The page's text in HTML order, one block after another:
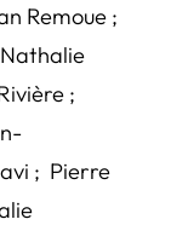
Remoue ;
;
; Pierre